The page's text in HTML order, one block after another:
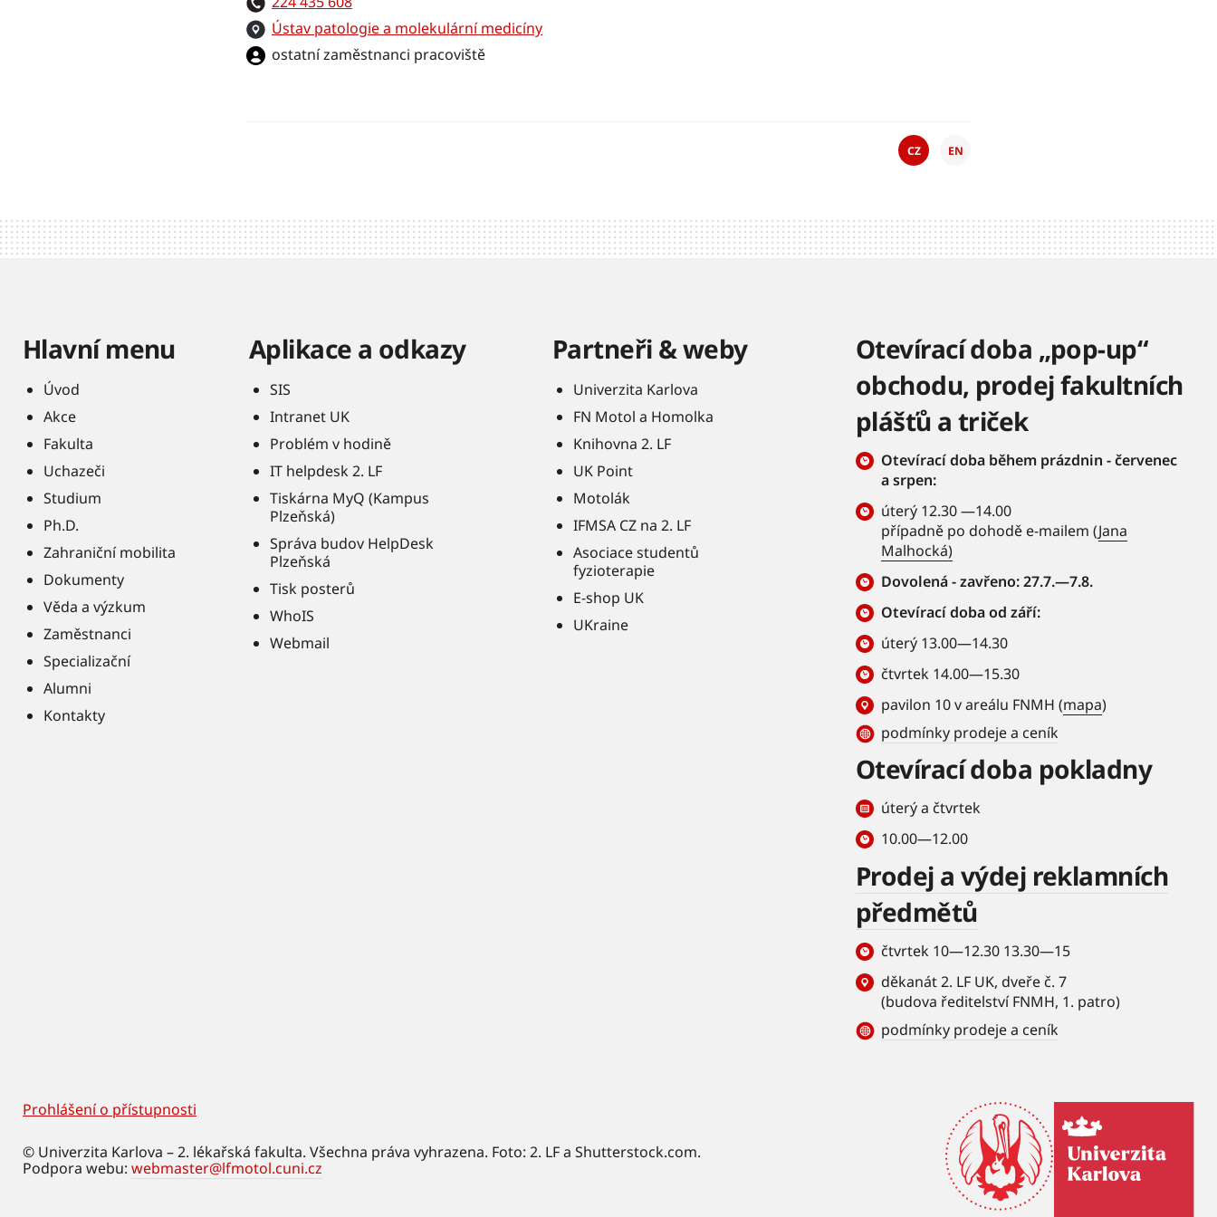
Ústav patologie a molekulární medicíny
ostatní zaměstnanci pracoviště
CZ EN
Hlavní menu
Úvod
Akce
Fakulta
Uchazeči
Studium
Ph.D.
Zahraniční mobilita
Dokumenty
Věda a výzkum
Zaměstnanci
Specializační
Alumni
Kontakty
Aplikace a odkazy
SIS
Intranet UK
Problém v hodině
IT helpdesk 2. LF
Tiskárna MyQ (Kampus
Plzeňská)
Správa budov HelpDesk
Plzeňská
Tisk posterů
WhoIS
Webmail
Partneři & weby
Univerzita Karlova
FN Motol a Homolka
Knihovna 2. LF
UK Point
Motolák
IFMSA CZ na 2. LF
Asociace studentů
fyzioterapie
E-shop UK
UKraine
Otevírací doba „pop-up“
obchodu, prodej fakultních
plášťů a triček
Otevírací doba během prázdnin - červenec
a srpen:
úterý 12.30 —14.00
případně po dohodě e-mailem (Jana
Malhocká)
Dovolená - zavřeno: 27.7.—7.8.
Otevírací doba od září:
úterý 13.00—14.30
čtvrtek 14.00—15.30
pavilon 10 v areálu FNMH (mapa)
podmínky prodeje a ceník
Otevírací doba pokladny
úterý a čtvrtek
10.00—12.00
Prodej a výdej reklamních
předmětů
čtvrtek 10—12.30 13.30—15
děkanát 2. LF UK, dveře č. 7
(budova ředitelství FNMH, 1. patro)
podmínky prodeje a ceník
Footer
Prohlášení o přístupnosti
© Univerzita Karlova – 2. lékařská fakulta. Všechna práva vyhrazena. Foto: 2. LF a Shutterstock.com.
Podpora webu: webmaster@lfmotol.cuni.cz